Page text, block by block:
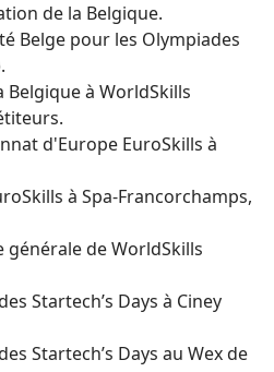
de la Belgique.
Belge pour les Olympiades
à WorldSkills
d'Europe EuroSkills à
à Spa-Francorchamps,
générale de WorldSkills
Startech’s Days à Ciney
Startech’s Days au Wex de